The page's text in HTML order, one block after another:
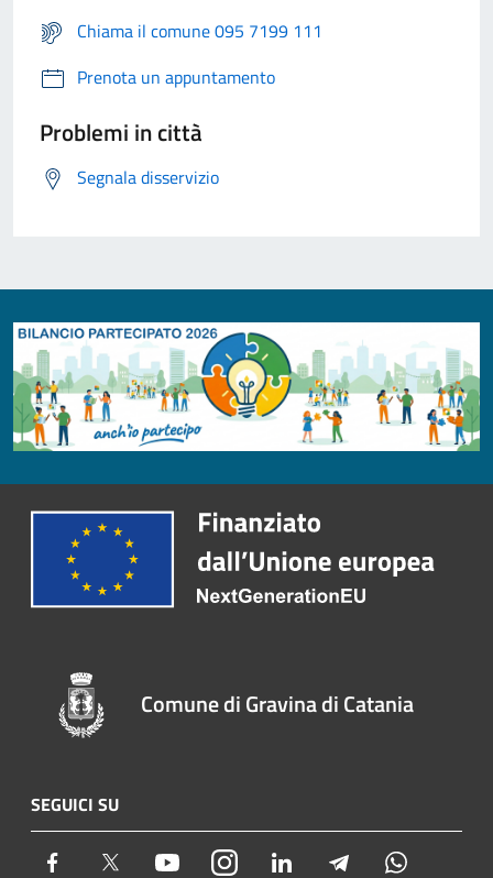
Chiama il comune 095 7199 111
Prenota un appuntamento
Problemi in città
Segnala disservizio
Comune di Gravina di Catania
SEGUICI SU
Facebook Twitter YoutubeInstagram LinkedIn Telegram